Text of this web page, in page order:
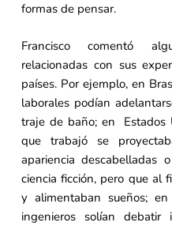
formas de pensar.
Francisco comentó
relacionadas con sus
países. Por ejemplo, en
laborales podían
traje de baño; en Estados
que trabajó se
apariencia descabelladas
ciencia ficción, pero que al
y alimentaban sueños;
ingenieros solían